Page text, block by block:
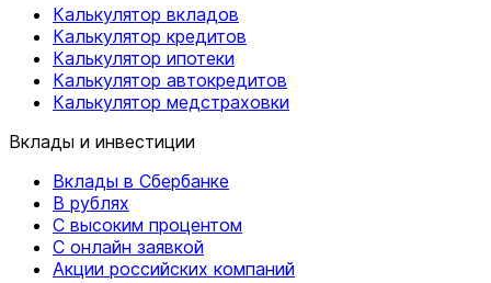
Калькулятор вкладов
Калькулятор кредитов
Калькулятор ипотеки
Калькулятор автокредитов
Калькулятор медстраховки
Вклады и инвестиции
Вклады в Сбербанке
В рублях
С высоким процентом
С онлайн заявкой
Акции российских компаний